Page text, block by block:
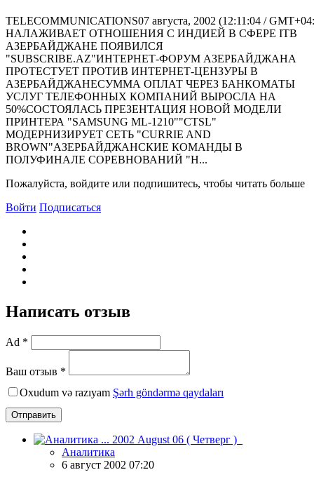
TELECOMMUNICATIONS07 августа, 2002 (12:11:04 /
НАЛАЖИВАЕТ ОТНОШЕНИЯ С ИНДИЕЙ В СФЕРЕ ITВ
АЗЕРБАЙДЖАНЕ ПОЯВИЛСЯ
"SUBSCRIBE.AZ"ИНТЕРНЕТ-ФОРУМ АЗЕРБАЙДЖАНА
ПРОТЕСТУЕТ ПРОТИВ ИНТЕРНЕТ-ЦЕНЗУРЫ В
АЗЕРБАЙДЖАНЕСУММА ОПЛАТ ЧЕРЕЗ БАНКОМАТЫ
УСЛУГ ТЕЛЕФОННЫХ КОМПАНИЙ ВЫРОСЛА НА
50%СОСТОЯЛАСЬ ПРЕЗЕНТАЦИЯ НОВОЙ МОДЕЛИ
ПРИНТЕРА "SAMSUNG ML-1210""CTSL"
МОДЕРНИЗИРУЕТ СЕТЬ "CURRIE AND
BROWN"АЗЕРБАЙДЖАНСКИЕ КОМАНДЫ В
ПОЛУФИНАЛЕ СОРЕВНОВАНИЙ "H...
Пожалуйста, войдите или подпишитесь, чтобы читать больше
Войти Подписаться
Написать отзыв
Ad *
Ваш отзыв *
Oxudum və razıyam Şərh göndərmə qaydaları
Отправить
Аналитика
6 август 2002 07:20